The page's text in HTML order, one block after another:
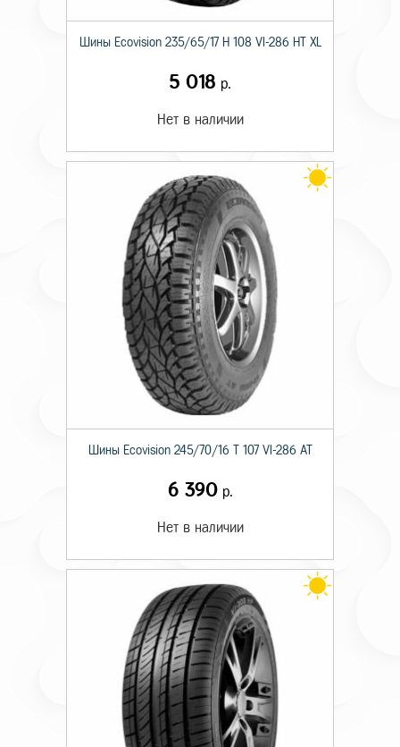
Шины Ecovision 235/65/17 H 108 VI-286 HT XL
5 018 р.
Нет в наличии
Шины Ecovision 245/70/16 T 107 VI-286 AT
6 390р.
Нет в наличии